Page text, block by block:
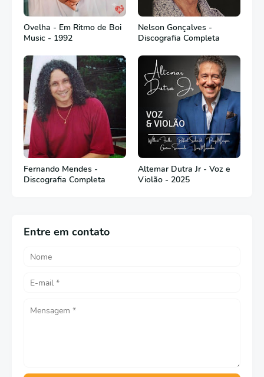
Ovelha - Em Ritmo de Boi
Music - 1992
Nelson Gonçalves -
Discografia Completa
Fernando Mendes -
Discografia Completa
Altemar Dutra Jr - Voz e
Violão - 2025
Entre em contato